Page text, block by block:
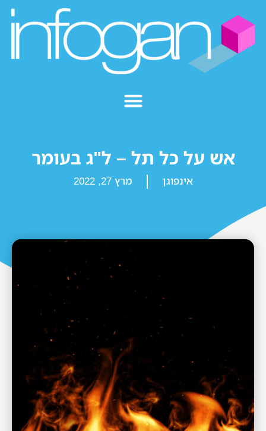
אש על כל תל – ל"ג בעומר
אינפוגן מרץ 27, 2022